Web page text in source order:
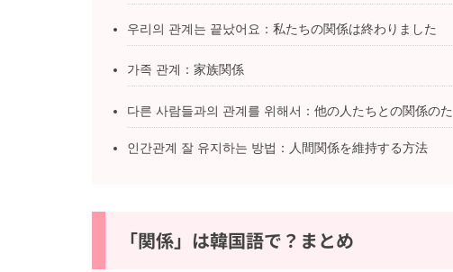
우리의 관계는 끝났어요：私たちの関係は終わりました
가족 관계：家族関係
다른 사람들과의 관계를 위해서：他の人たちとの関係の
인간관계 잘 유지하는 방법：人間関係を維持する方法
「関係」は韓国語で？まとめ